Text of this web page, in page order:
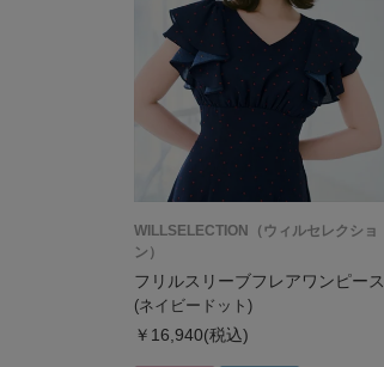
WILLSELECTION（ウィルセレクショ
ン）
フリルスリーブフレアワンピース
(ネイビードット)
￥16,940(税込)